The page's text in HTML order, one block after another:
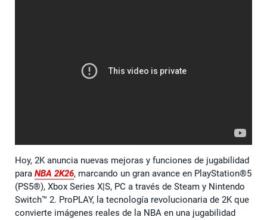
Hoy, 2K anuncia nuevas mejoras y funciones de jugabilidad
para NBA 2K26, marcando un gran avance en PlayStation®5
(PS5®), Xbox Series X|S, PC a través de Steam y Nintendo
Switch™ 2. ProPLAY, la tecnología revolucionaria de 2K que
convierte imágenes reales de la NBA en una jugabilidad